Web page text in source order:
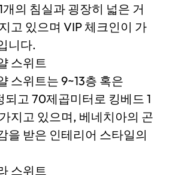
개의 침실과 굉장히 넓은 거
고 있으며 VIP 체크인이 가
니다.
스위트
스위트는 9~13층 혹은
되고 70제곱미터로 킹베드 1
지고 있으며, 베네치아의 곤
을 받은 인테리어 스타일의
스위트